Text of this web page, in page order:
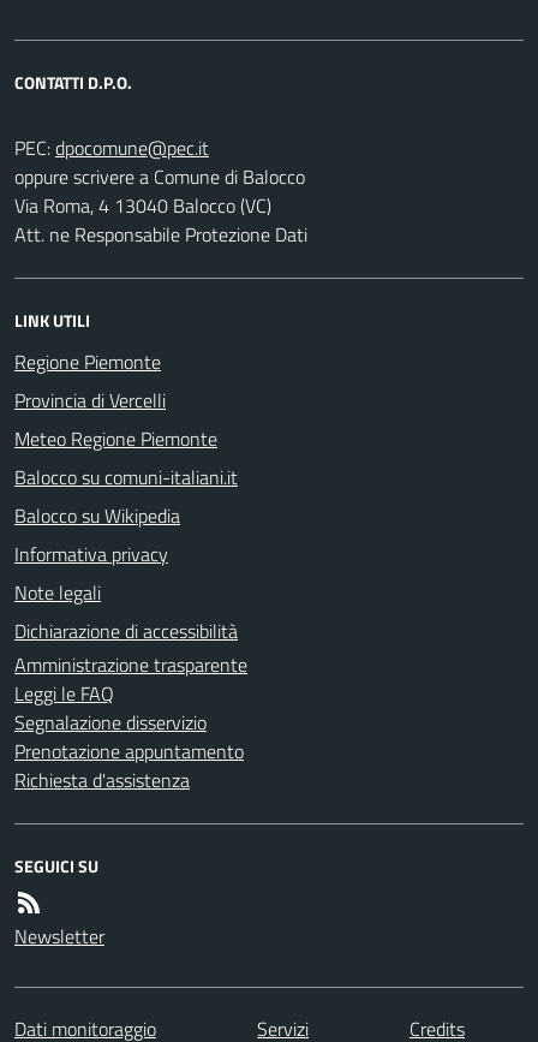
CONTATTI D.P.O.
PEC:
oppure scrivere a Comune di Balocco
Via Roma, 4 13040 Balocco (VC)
Att. ne Responsabile Protezione Dati
LINK UTILI
Regione Piemonte
Provincia di Vercelli
Meteo Regione Piemonte
Balocco su comuni-italiani.it
Balocco su Wikipedia
Informativa privacy
Note legali
Dichiarazione di accessibilità
Amministrazione trasparente
Leggi le FAQ
Segnalazione disservizio
Prenotazione appuntamento
Richiesta d'assistenza
SEGUICI SU
Newsletter
Dati monitoraggio Servizi Credits